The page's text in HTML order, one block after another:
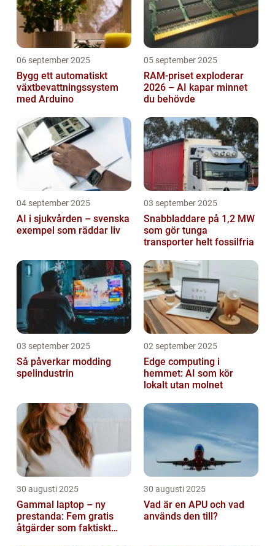
06 september 2025
Bygg ett automatiskt
växtbevattningssystem
med Arduino
05 september 2025
RAM-priset exploderar
2026 – AI kapar minnet
du behövde
04 september 2025
AI i sjukvården – svenska
exempel som räddar liv
03 september 2025
Snabbladdare på 1,2 MW
som gör tunga
transporter helt fossilfria
03 september 2025
Så påverkar modding
spelindustrin
02 september 2025
Edge computing i
hemmet: AI som kör
lokalt utan molnet
30 augusti 2025
Gammal laptop – ny
prestanda: Fem gratis
åtgärder som faktiskt
30 augusti 2025
Vad är en APU och vad
används den till?